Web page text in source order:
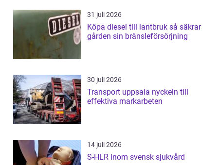
31 juli 2026
Köpa diesel till lantbruk så säkrar
gården sin bränsleförsörjning
30 juli 2026
Transport uppsala nyckeln till
effektiva markarbeten
14 juli 2026
S-HLR inom svensk sjukvård